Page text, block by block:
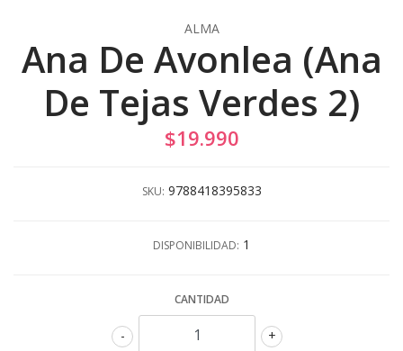
ALMA
Ana De Avonlea (Ana
De Tejas Verdes 2)
$19.990
SKU: 9788418395833
DISPONIBILIDAD: 1
CANTIDAD
+
-